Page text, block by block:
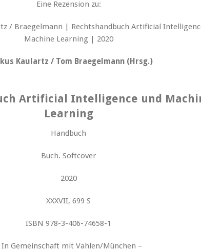
Eine Rezension zu:
Kaulartz / Tom Braegelmann (Hrsg.)
Artificial Intelligence und
Learning
Handbuch
Buch. Softcover
2020
XXXVII, 699 S
ISBN 978-3-406-74658-1
In Gemeinschaft mit Vahlen/München –